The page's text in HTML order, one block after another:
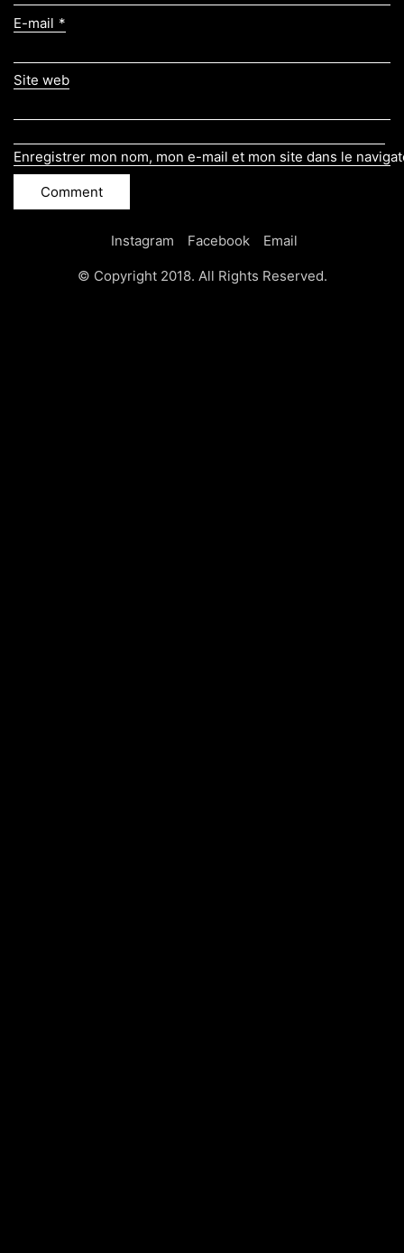
E-mail *
Site web
Enregistrer mon nom, mon e-mail et mon site dans le
Instagram Facebook Email
© Copyright 2018. All Rights Reserved.